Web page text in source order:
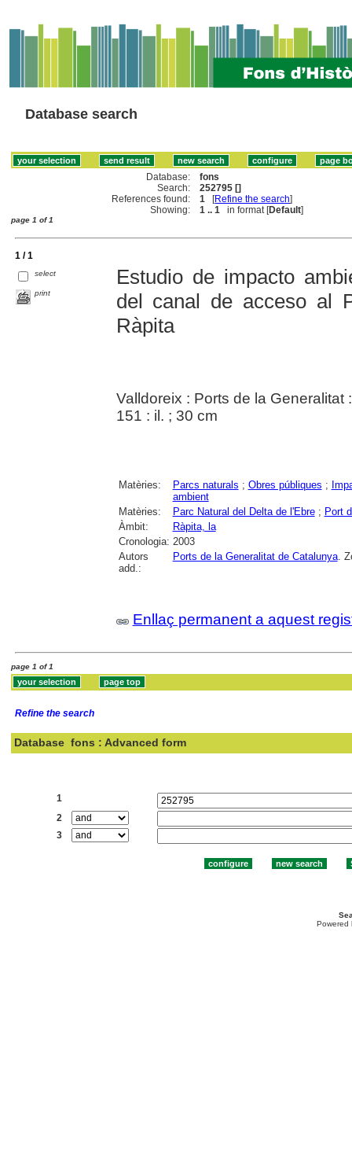
Database search
Database:
fons
Search:
252795 []
References found:
1 [Refine the search]
Showing:
1 .. 1 in format [Default]
page 1 of 1
1 / 1
select
print
Estudio de impacto
del canal de acceso al
Ràpita
Valldoreix : Ports de la Generalitat
151 : il. ; 30 cm
Matèries: Parcs naturals ; Obres públiques ;
ambient
Matèries:
Parc Natural del Delta de l'Ebre; Port
Àmbit:
Ràpita, la
Cronologia: 2003
Autors
add.:
Ports de la Generalitat de Catalunya.
Enllaç permanent a aquest
page 1 of 1
Refine the search
Database fons : Advanced form
1
2
3